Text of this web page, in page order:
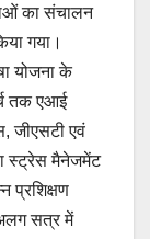
का संचालन
गया।
योजना के
तक एआई
जीएसटी एवं
स्ट्रेस मैनेजमेंट
प्रशिक्षण
सत्र में